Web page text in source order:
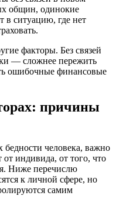
общин, одинокие
в ситуацию, где нет
факторы. Без связей
— сложнее пережить
ошибочные финансовые
причины
бедности человека, важно
от индивида, от того, что
Ниже перечислю
к личной сфере, но
самим